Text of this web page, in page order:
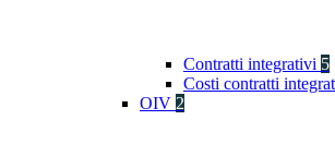
Contratti integrativi 5
Costi contratti
OIV 2